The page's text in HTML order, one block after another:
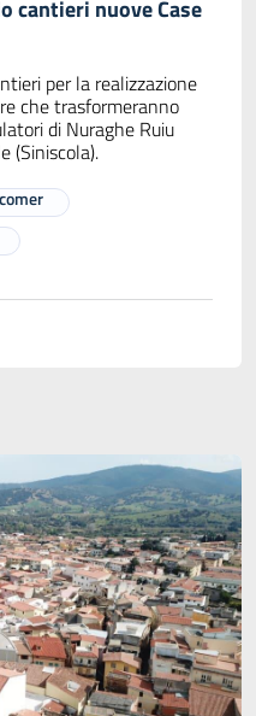
cantieri nuove Case
per la realizzazione
che trasformeranno
di Nuraghe Ruiu
(Siniscola).